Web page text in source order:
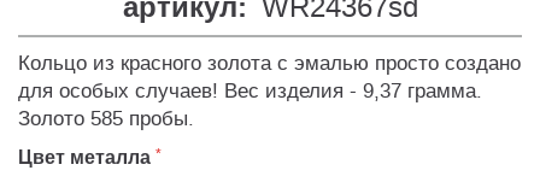
Кольцо из красного золота с эмалью просто создано
для особых случаев! Вес изделия - 9,37 грамма.
Золото 585 пробы.
Цвет металла